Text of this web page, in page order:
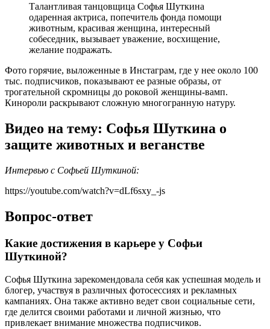
Талантливая танцовщица Софья Шуткина
одаренная актриса, попечитель фонда помощи
животным, красивая женщина, интересный
собеседник, вызывает уважение, восхищение,
желание подражать.
Фото горячие, выложенные в Инстаграм, где у нее около 100
тыс. подписчиков, показывают ее разные образы, от
трогательной скромницы до роковой женщины-вамп.
Кинороли раскрывают сложную многогранную натуру.
Видео на тему: Софья Шуткина о
защите животных и веганстве
Интервью с Софьей Шуткиной:
https://youtube.com/watch?v=dLf6sxy_-js
Вопрос-ответ
Какие достижения в карьере у Софьи
Шуткиной?
Софья Шуткина зарекомендовала себя как успешная модель и
блогер, участвуя в различных фотосессиях и рекламных
кампаниях. Она также активно ведет свои социальные сети,
где делится своими работами и личной жизнью, что
привлекает внимание множества подписчиков.